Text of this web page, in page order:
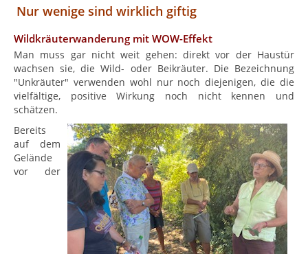
Nur wenige sind wirklich giftig
Wildkräuterwanderung mit WOW-Effekt
Man muss gar nicht weit gehen: direkt vor der Haustür
wachsen sie, die Wild- oder Beikräuter. Die Bezeichnung
"Unkräuter" verwenden wohl nur noch diejenigen, die die
vielfältige, positive Wirkung noch nicht kennen und
schätzen.
Bereits
auf dem
Gelände
vor der